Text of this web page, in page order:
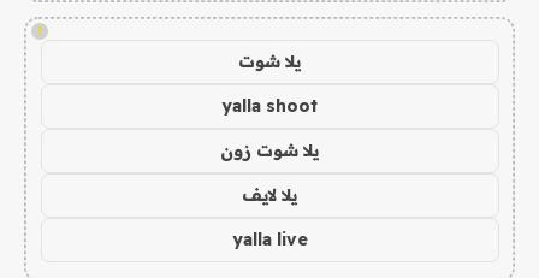
!
يلا شوت
yalla shoot
يلا شوت زون
يلا لايف
yalla live